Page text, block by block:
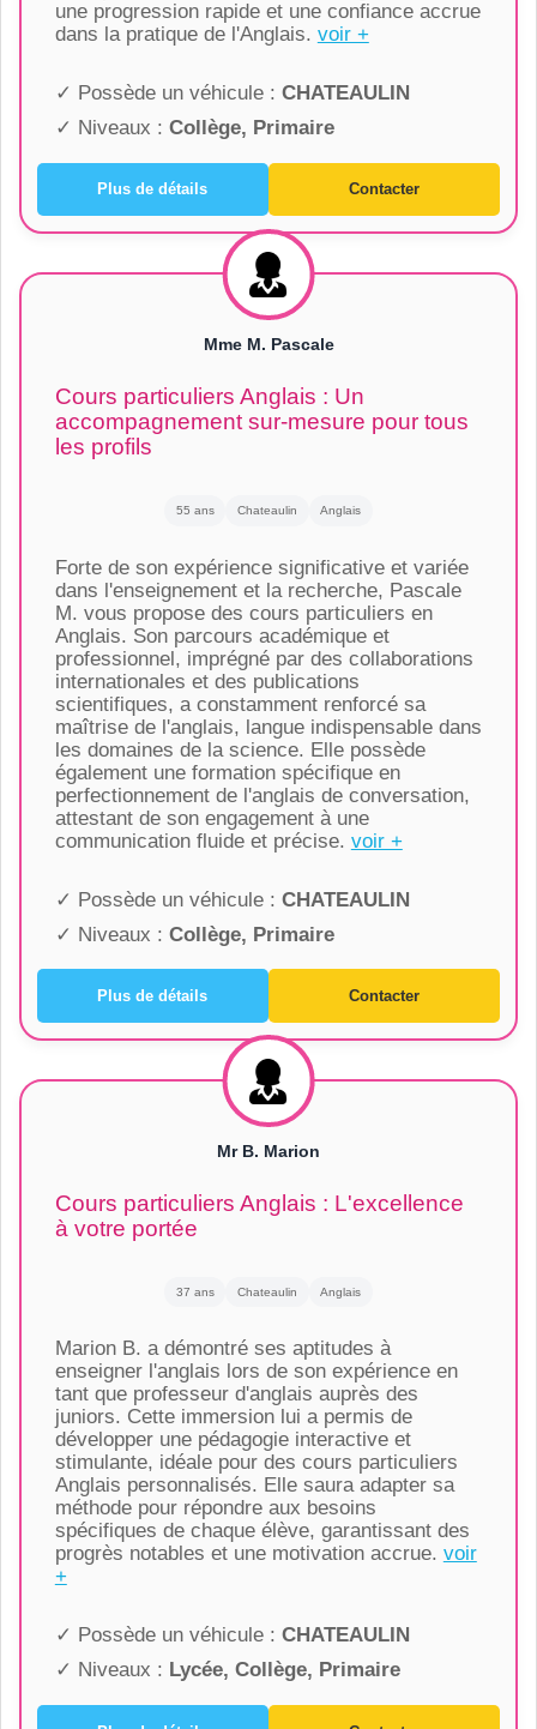
une progression rapide et une confiance accrue
dans la pratique de l'Anglais. voir +
✓ Possède un véhicule : CHATEAULIN
✓ Niveaux : Collège, Primaire
Plus de détails Contacter
Mme M. Pascale
Cours particuliers Anglais : Un
accompagnement sur-mesure pour tous
les profils
55 ans Chateaulin Anglais
Forte de son expérience significative et variée
dans l'enseignement et la recherche, Pascale
M. vous propose des cours particuliers en
Anglais. Son parcours académique et
professionnel, imprégné par des collaborations
internationales et des publications
scientifiques, a constamment renforcé sa
maîtrise de l'anglais, langue indispensable dans
les domaines de la science. Elle possède
également une formation spécifique en
perfectionnement de l'anglais de conversation,
attestant de son engagement à une
communication fluide et précise. voir +
✓ Possède un véhicule : CHATEAULIN
✓ Niveaux : Collège, Primaire
Plus de détails Contacter
Mr B. Marion
Cours particuliers Anglais : L'excellence
à votre portée
37 ans Chateaulin Anglais
Marion B. a démontré ses aptitudes à
enseigner l'anglais lors de son expérience en
tant que professeur d'anglais auprès des
juniors. Cette immersion lui a permis de
développer une pédagogie interactive et
stimulante, idéale pour des cours particuliers
Anglais personnalisés. Elle saura adapter sa
méthode pour répondre aux besoins
spécifiques de chaque élève, garantissant des
progrès notables et une motivation accrue. voir
+
✓ Possède un véhicule : CHATEAULIN
✓ Niveaux : Lycée, Collège, Primaire